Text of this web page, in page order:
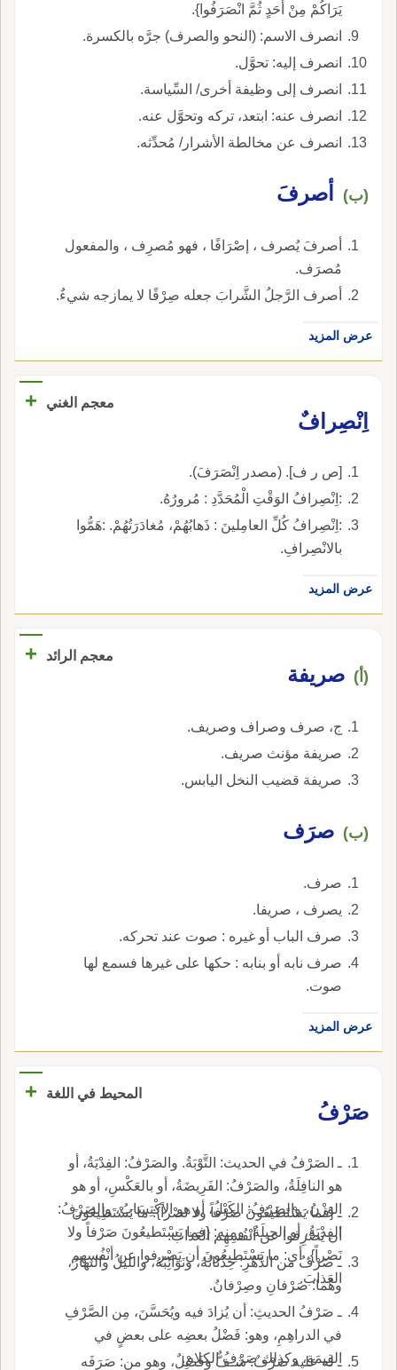
يَرَاكُمْ مِنْ أَحَدٍ ثُمَّ انْصَرَفُوا}.
انصرف الاسم: (النحو والصرف) جرَّه بالكسرة.
انصرف إليه: تحوَّل.
انصرف إلى وظيفة أخرى/ السِّياسة.
انصرف عنه: ابتعد، تركه وتحوَّل عنه.
انصرف عن مخالطة الأشرار/ مُحدِّثه.
(ب) أصرفَ
أصرفَ يُصرف ، إصْرَافًا ، فهو مُصرِف ، والمفعول
مُصرَف.
أصرف الرَّجلُ الشَّرابَ جعله صِرْفًا لا يمازجه شيءٌ.
عرض المزيد
معجم الغني
+
اِنْصِرافٌ
[ص ر ف]. (مصدر اِنْصَرَفَ).
:اِنْصِرافُ الوَقْتِ الْمُحَدَّدِ : مُرورُهُ.
:اِنْصِرافُ كُلِّ العامِلينَ : ذَهابُهُمْ، مُغادَرَتُهُمْ. :هَمُّوا
بالانْصِرافِ.
عرض المزيد
معجم الرائد +
(أ) صريفة
ج، صرف وصراف وصريف.
صريفة مؤنث صريف.
صريفة قضيب النخل اليابس.
(ب) صرَف
صرف.
يصرف ، صريفا.
صرف الباب أو غيره : صوت عند تحركه.
صرف نابه أو بنابه : حكها على غيرها فسمع لها
صوت.
عرض المزيد
المحيط في اللغة
+
صَرْفُ
ـ الصَرْفُ في الحديث: التَّوْبَةُ. والصَرْفُ: الفِدْيَةُ، أو
هو النافِلَةُ، والصَرْفُ: الفَرِيضَةُ، أو بالعَكْسِ، أو هو
الوَزْنُ، والصَرْفُ: الكَيْلُ، أو هو الاكْتِسَابُ، والصَرْفُ:
الفِدْيَةُ، أو الحِيلَةُ، ومنه: {فما يَسْتَطيعُونَ صَرْفاً ولا
نَصْراً}، أي: ما يَسْتَطِيعُونَ أن يَصْرِفوا عن أنْفُسِهِم
العَذابَ.
ـ {فما يَسْتَطيعُونَ صَرْفاً ولا نَصْراً}: ما يَسْتَطِيعُونَ
أن يَصْرِفوا عن أنْفُسِهِم العَذابَ.
ـ صَرْفُ من الدَّهْرِ: حِدْثانُهُ، ونَوَائِبُهُ، والليلُ والنهارُ،
وهُما: صَرْفانِ وصِرْفانُ.
ـ صَرْفُ الحديثِ: أن يُزادَ فيه ويُحَسَّنَ، مِن الصَّرْفِ
في الدراهِمِ، وهو: فَضْلُ بعضِه على بعضٍ في
القِيمَةِ، وكذلك صَرْفُ الكلامِ.
ـ له عليه صَرْفٌ: شَـفٌّ وفَضْلٌ، وهو من: صَرَفَه